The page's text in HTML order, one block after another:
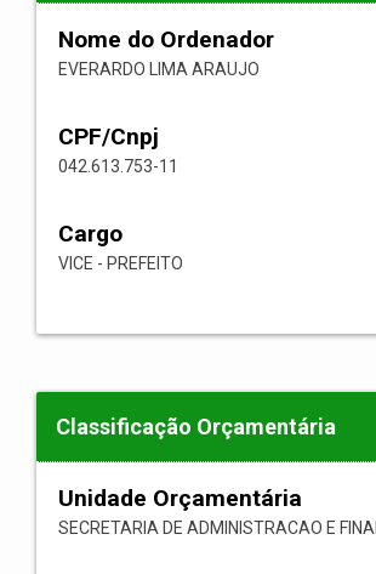
Nome do Ordenador
EVERARDO LIMA ARAUJO
CPF/Cnpj
042.613.753-11
Cargo
VICE - PREFEITO
Classificação Orçamentária
Unidade Orçamentária
SECRETARIA DE ADMINISTRACAO E